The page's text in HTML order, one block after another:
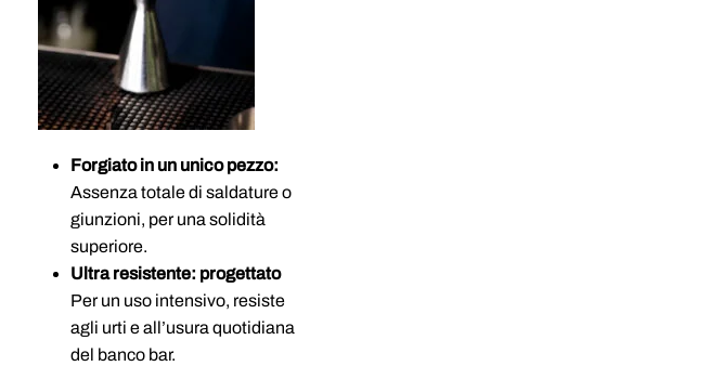
Forgiato in un unico pezzo:
Assenza totale di saldature o
giunzioni, per una solidità
superiore.
Ultra resistente: progettato
Per un uso intensivo, resiste
agli urti e all’usura quotidiana
del banco bar.